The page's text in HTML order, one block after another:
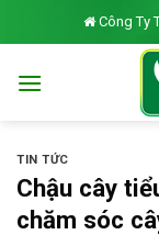
to
Công Ty
TIN TỨC
Chậu cây
chăm sóc